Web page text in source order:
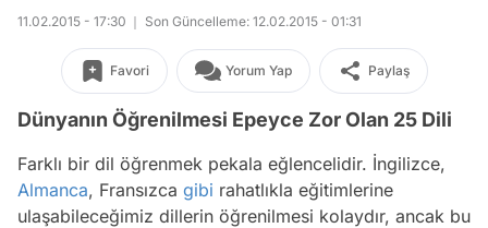
11.02.2015 - 17:30 Son Güncelleme: 12.02.2015 - 01:31
Favori Yorum Yap Paylaş
Dünyanın Öğrenilmesi Epeyce Zor Olan 25 Dili
Farklı bir dil öğrenmek pekala eğlencelidir. İngilizce,
Almanca, Fransızca gibi rahatlıkla eğitimlerine
ulaşabileceğimiz dillerin öğrenilmesi kolaydır, ancak bu